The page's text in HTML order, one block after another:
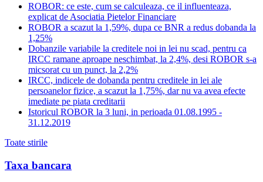
ROBOR: ce este, cum se calculeaza, ce il influenteaza,
explicat de Asociatia Pietelor Financiare
ROBOR a scazut la 1,59%, dupa ce BNR a redus dobanda la
1,25%
Dobanzile variabile la creditele noi in lei nu scad, pentru ca
IRCC ramane aproape neschimbat, la 2,4%, desi ROBOR s-a
micsorat cu un punct, la 2,2%
IRCC, indicele de dobanda pentru creditele in lei ale
persoanelor fizice, a scazut la 1,75%, dar nu va avea efecte
imediate pe piata creditarii
Istoricul ROBOR la 3 luni, in perioada 01.08.1995 -
31.12.2019
Toate stirile
Taxa bancara